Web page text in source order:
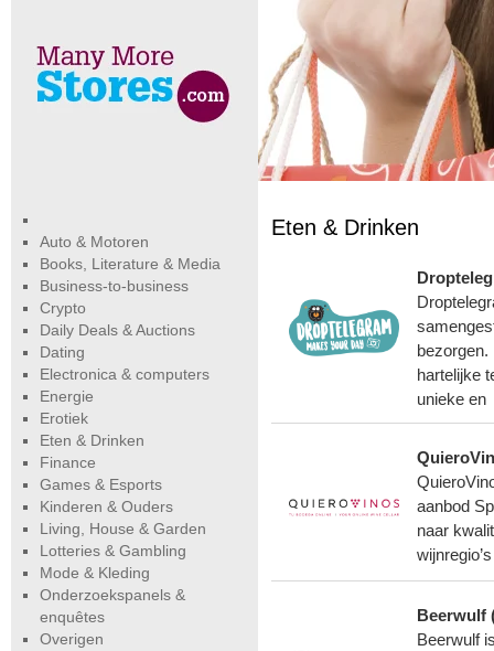
Eten & Drinken
hartelijke
unieke en
aanbod
naar
Beerwulf
Beerwulf
Auto & Motoren
Books, Literature & Media
Business-to-business
Crypto
Daily Deals & Auctions
Dating
Electronica & computers
Energie
Erotiek
Eten & Drinken
Finance
Games & Esports
Kinderen & Ouders
Living, House & Garden
Lotteries & Gambling
Mode & Kleding
Onderzoekspanels &
enquêtes
Overigen